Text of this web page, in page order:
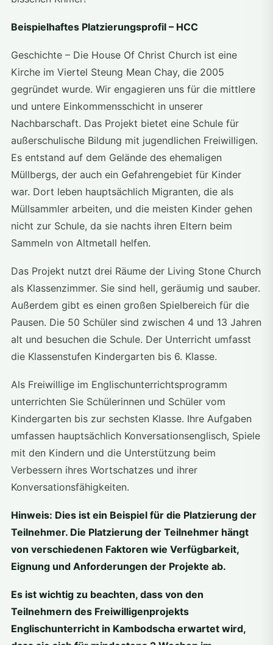
Beispielhaftes Platzierungsprofil – HCC
Geschichte – Die House Of Christ Church ist eine
Kirche im Viertel Steung Mean Chay, die 2005
gegründet wurde. Wir engagieren uns für die mittlere
und untere Einkommensschicht in unserer
Nachbarschaft. Das Projekt bietet eine Schule für
außerschulische Bildung mit jugendlichen Freiwilligen.
Es entstand auf dem Gelände des ehemaligen
Müllbergs, der auch ein Gefahrengebiet für Kinder
war. Dort leben hauptsächlich Migranten, die als
Müllsammler arbeiten, und die meisten Kinder gehen
nicht zur Schule, da sie nachts ihren Eltern beim
Sammeln von Altmetall helfen.
Das Projekt nutzt drei Räume der Living Stone Church
als Klassenzimmer. Sie sind hell, geräumig und sauber.
Außerdem gibt es einen großen Spielbereich für die
Pausen. Die 50 Schüler sind zwischen 4 und 13 Jahren
alt und besuchen die Schule. Der Unterricht umfasst
die Klassenstufen Kindergarten bis 6. Klasse.
Als Freiwillige im Englischunterrichtsprogramm
unterrichten Sie Schülerinnen und Schüler vom
Kindergarten bis zur sechsten Klasse. Ihre Aufgaben
umfassen hauptsächlich Konversationsenglisch, Spiele
mit den Kindern und die Unterstützung beim
Verbessern ihres Wortschatzes und ihrer
Konversationsfähigkeiten.
Hinweis: Dies ist ein Beispiel für die Platzierung der
Teilnehmer. Die Platzierung der Teilnehmer hängt
von verschiedenen Faktoren wie Verfügbarkeit,
Eignung und Anforderungen der Projekte ab.
Es ist wichtig zu beachten, dass von den
Teilnehmern des Freiwilligenprojekts
Englischunterricht in Kambodscha erwartet wird,